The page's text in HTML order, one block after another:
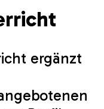
ergänzt